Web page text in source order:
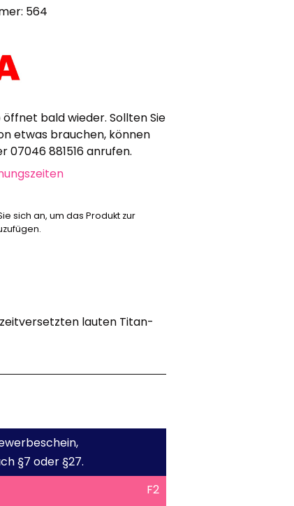
Bekleidung
Attrappen
Geschenkgutscheine
564
öffnet bald wieder. Sollten Sie
etwas brauchen, können
07046 881516 anrufen.
sich an, um das Produkt zur
lauten Titan-
§7 oder §27.
F2